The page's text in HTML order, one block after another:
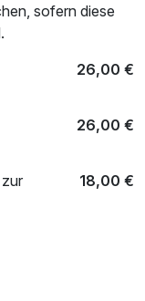
sofern diese
26,00 €
26,00 €
18,00 €